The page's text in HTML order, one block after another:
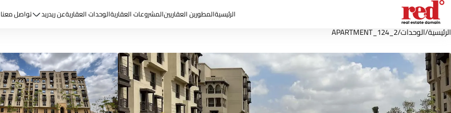
الرئيسيةالمطورين العقاريينالمشروعات العقاريةالوحدات العقاريةعن ريدريد تواصل معنا
الرئيسية/الوحدات/
APARTMENT_124_2